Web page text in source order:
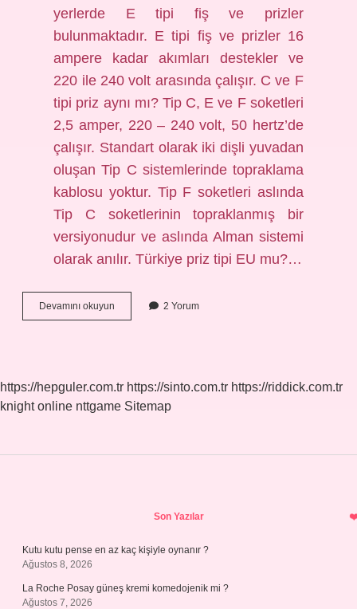
yerlerde E tipi fiş ve prizler
bulunmaktadır. E tipi fiş ve prizler 16
ampere kadar akımları destekler ve
220 ile 240 volt arasında çalışır. C ve F
tipi priz aynı mı? Tip C, E ve F soketleri
2,5 amper, 220 – 240 volt, 50 hertz’de
çalışır. Standart olarak iki dişli yuvadan
oluşan Tip C sistemlerinde topraklama
kablosu yoktur. Tip F soketleri aslında
Tip C soketlerinin topraklanmış bir
versiyonudur ve aslında Alman sistemi
olarak anılır. Türkiye priz tipi EU mu?…
Devamını okuyun
Ve
Mu
2 Yorum
https://hepguler.com.tr https://sinto.com.tr https://riddick.com.tr
knight online nttgame Sitemap
Son Yazılar
Kutu kutu pense en az kaç kişiyle oynanır ?
Ağustos 8, 2026
La Roche Posay güneş kremi komedojenik mi ?
Ağustos 7, 2026